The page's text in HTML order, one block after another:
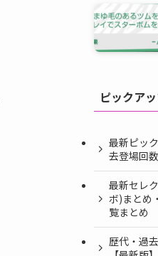
ピックア
最新ピッ
去登場回
最新セレ
ボ)まとめ
覧まとめ
歴代・過